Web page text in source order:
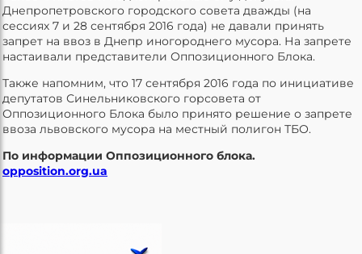
Днепропетровского городского совета дважды (на
сессиях 7 и 28 сентября 2016 года) не давали принять
запрет на ввоз в Днепр иногороднего мусора. На запрете
настаивали представители Оппозиционного Блока.
Также напомним, что 17 сентября 2016 года по инициативе
депутатов Синельниковского горсовета от
Оппозиционного Блока было принято решение о запрете
ввоза львовского мусора на местный полигон ТБО.
По информации Оппозиционного блока.
opposition.org.ua